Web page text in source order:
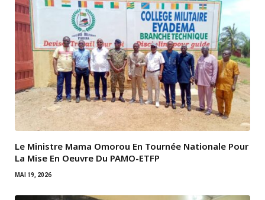
Le Ministre Mama Omorou En Tournée Nationale Pour
La Mise En Oeuvre Du PAMO-ETFP
MAI 19, 2026